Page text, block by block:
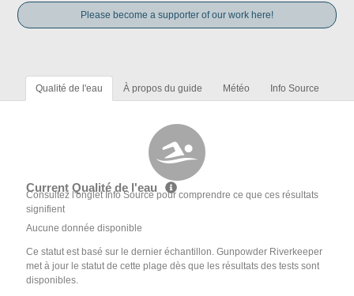
Please become a supporter of our work here!
Qualité de l'eau À propos du guide Météo Info Source
Current Qualité de l'eau
Consultez l'onglet Info Source pour comprendre ce que ces résultats
signifient
Aucune donnée disponible
Ce statut est basé sur le dernier échantillon. Gunpowder Riverkeeper
met à jour le statut de cette plage dès que les résultats des tests sont
disponibles.